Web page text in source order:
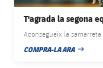
Jugadors
Fotos
Infantil
Aleví
Actualitat
Calendari
Barça Atlètic
plusicon
Actualitat
Base
T'agrada la segona
Aconsegueix la
COMPRA-LA ARA
DATA DE PUBLICACIÓ